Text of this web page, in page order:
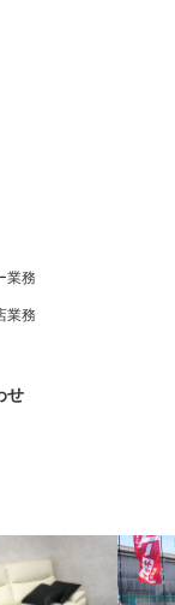
業務
業務
せ